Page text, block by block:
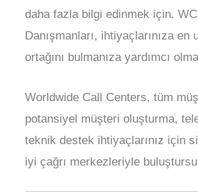
daha fazla bilgi edinmek için.
Danışmanları, ihtiyaçlarınıza en
ortağını bulmanıza yardımcı
Worldwide Call Centers, tüm
potansiyel müşteri oluşturma,
teknik destek ihtiyaçlarınız için
iyi çağrı merkezleriyle